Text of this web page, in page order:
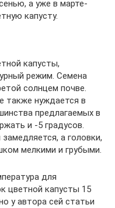
а уже в марте-
капусту.
капусты,
режим. Семена
солнцем почве.
также нуждается в
предлагаемых в
и -5 градусов.
а головки,
мелкими и грубыми.
для
цветной капусты 15
у автора сей статьи